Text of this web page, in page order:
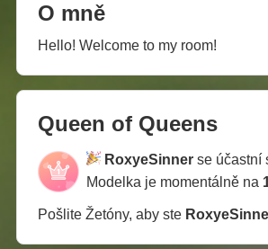
O mně
Hello! Welcome to my room!
Queen of Queens
RoxyeSinner se účastní
Modelka je momentálně na
Pošlite Žetóny, aby ste